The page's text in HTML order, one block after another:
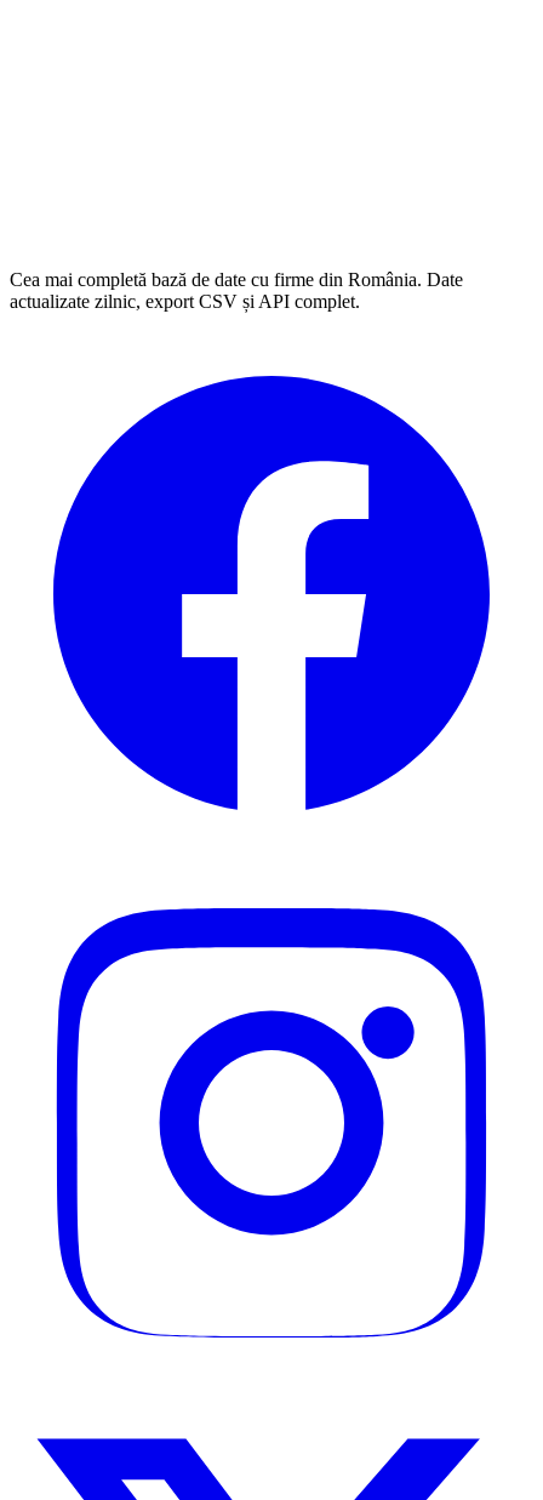
Cea mai completă bază de date cu firme din România. Date
actualizate zilnic, export CSV și API complet.